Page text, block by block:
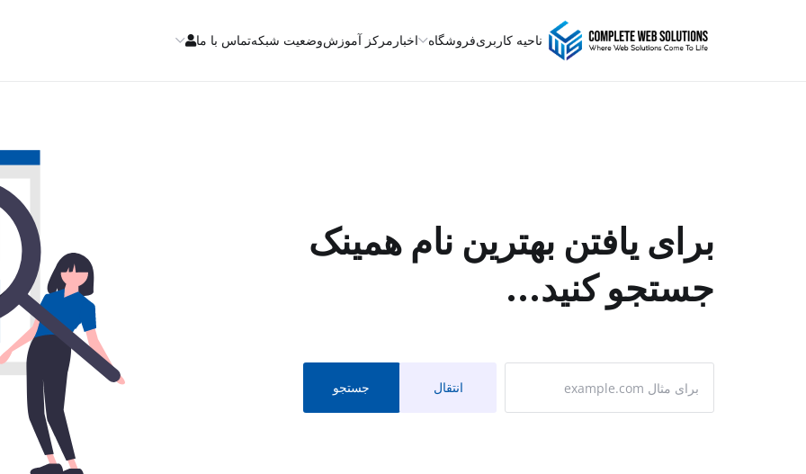
ناحیه کاربریفروشگاه اخبار مرکز آموزشوضعیت شبکهتماس با ما
برای یافتن بهترین نام همینک
جستجو کنید...